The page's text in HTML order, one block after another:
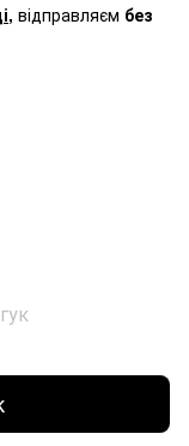
, відправляєм без